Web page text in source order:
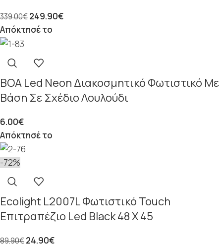
339.00€249.90€
Απόκτησέ το
BOA Led Neon Διακοσμητικό Φωτιστικό Με
Βάση Σε Σχέδιο Λουλούδι
6.00€
Απόκτησέ το
-72%
Ecolight L2007L Φωτιστικό Touch
Επιτραπέζιο Led Black 48 Χ 45
89.90€24.90€